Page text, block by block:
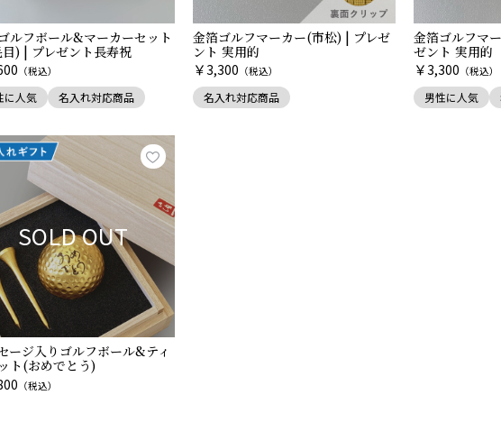
ルフボール&マーカーセット
) | プレゼント長寿祝
（税込）
に人気 名入れ対応商品
金箔ゴルフマーカー(市松) | プレゼ
ント 実用的
￥3,300 （税込）
名入れ対応商品
金箔ゴルフマ
ゼント 実用的
￥3,300 （税込）
男性に人気
SOLD OUT
ージ入りゴルフボール&ティ
ト(おめでとう)
（税込）